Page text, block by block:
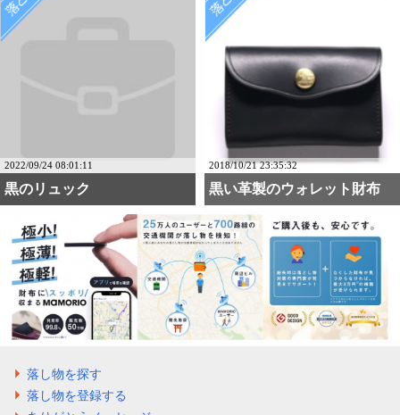
2022/09/24 08:01:11
黒のリュック
2018/10/21 23:35:32
黒い革製のウォレット財布
落し物を探す
落し物を登録する